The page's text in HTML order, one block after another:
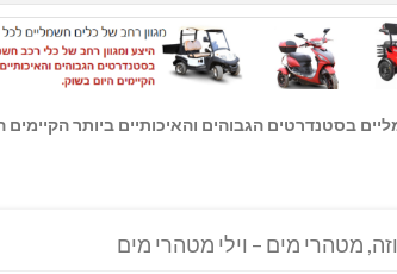
בסטנדרטים הגבוהים והאיכותיים ביותר הקיימים
מטהרי מים – וילי מטהרי מים